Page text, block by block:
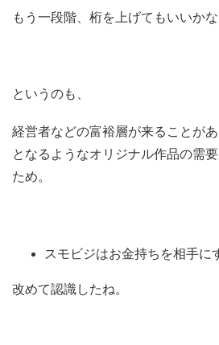
もう一段階、桁を上げてもいいかな
というのも、
経営者などの富裕層が来ることが
となるようなオリジナル作品の需
ため。
スモビジはお金持ちを相手に
改めて認識したね。